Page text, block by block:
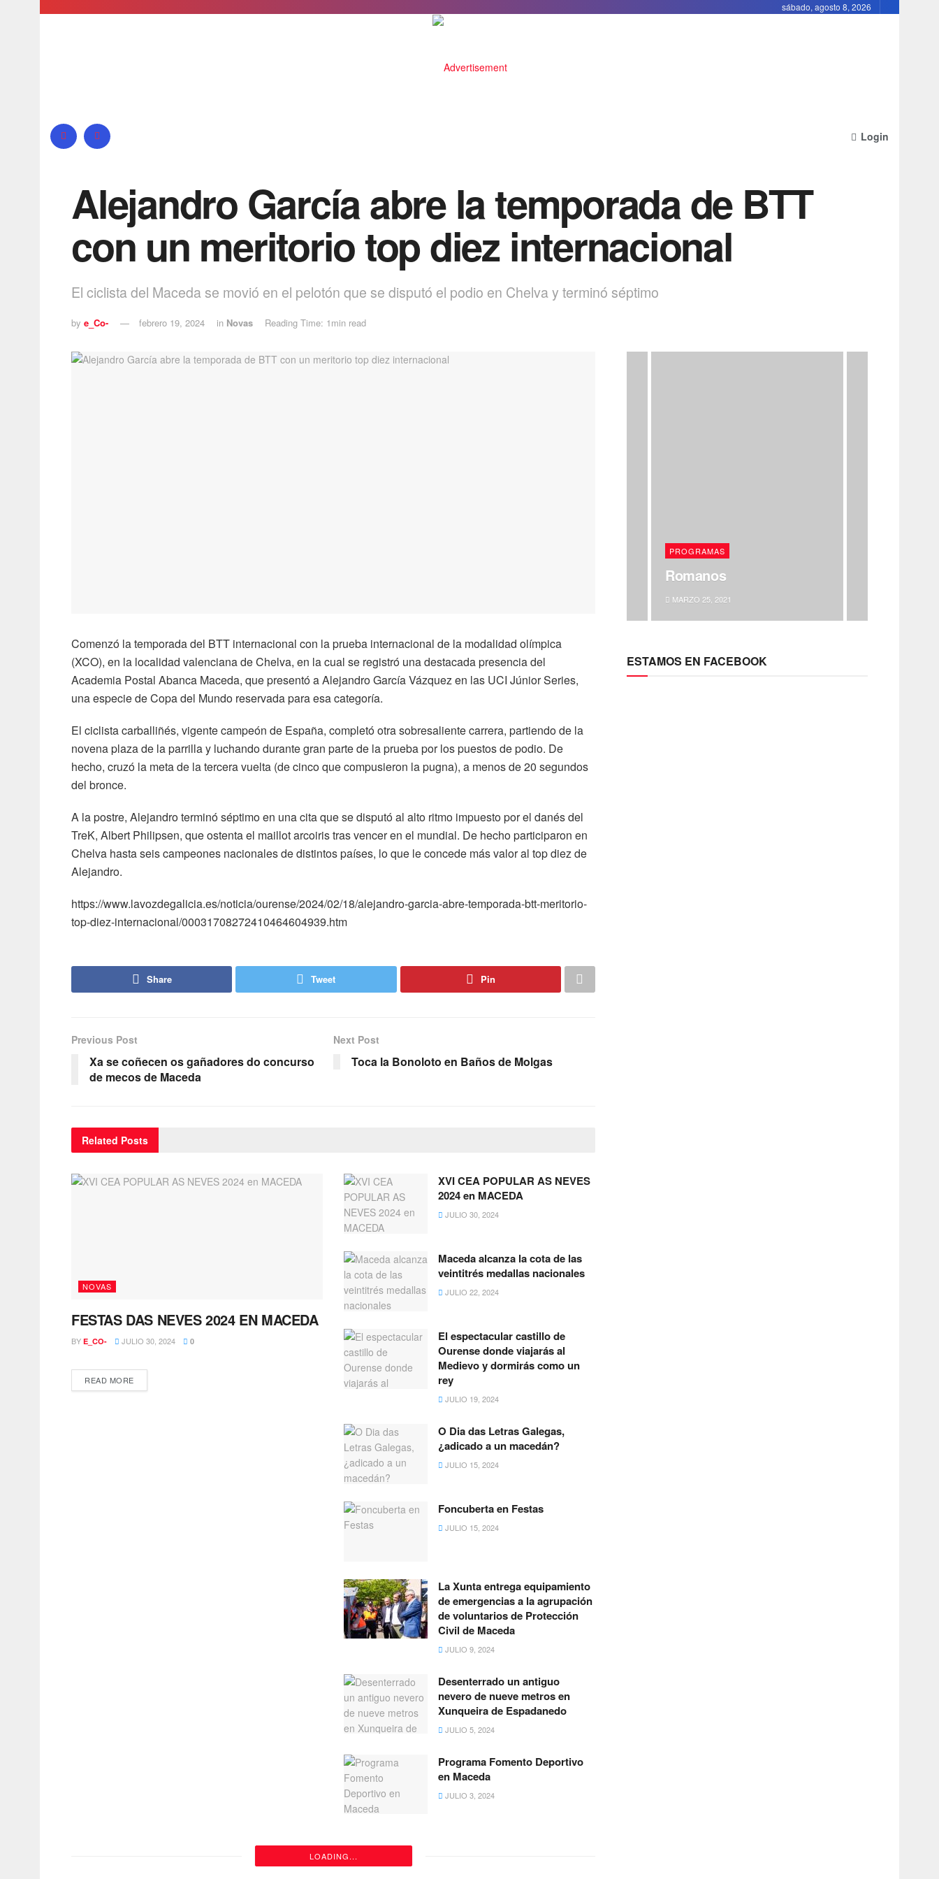
sábado, agosto 8, 2026
Login
Alejandro García abre la temporada de BTT
con un meritorio top diez internacional
El ciclista del Maceda se movió en el pelotón que se disputó el podio en Chelva y terminó séptimo
by e_Co- febrero 19, 2024 in Novas Reading Time: 1min read
Comenzó la temporada del BTT internacional con la prueba internacional de la modalidad olímpica
(XCO), en la localidad valenciana de Chelva, en la cual se registró una destacada presencia del
Academia Postal Abanca Maceda, que presentó a Alejandro García Vázquez en las UCI Júnior Series,
una especie de Copa del Mundo reservada para esa categoría.
El ciclista carballiñés, vigente campeón de España, completó otra sobresaliente carrera, partiendo de la
novena plaza de la parrilla y luchando durante gran parte de la prueba por los puestos de podio. De
hecho, cruzó la meta de la tercera vuelta (de cinco que compusieron la pugna), a menos de 20 segundos
del bronce.
A la postre, Alejandro terminó séptimo en una cita que se disputó al alto ritmo impuesto por el danés del
TreK, Albert Philipsen, que ostenta el maillot arcoiris tras vencer en el mundial. De hecho participaron en
Chelva hasta seis campeones nacionales de distintos países, lo que le concede más valor al top diez de
Alejandro.
https://www.lavozdegalicia.es/noticia/ourense/2024/02/18/alejandro-garcia-abre-temporada-btt-meritorio-
top-diez-internacional/00031708272410464604939.htm
Share Tweet Pin
Previous Post
Xa se coñecen os gañadores do concurso
de mecos de Maceda
Next Post
Toca la Bonoloto en Baños de Molgas
Related Posts
NOVAS
FESTAS DAS NEVES 2024 EN MACEDA
BY E_CO- JULIO 30, 2024 0
READ MORE
XVI CEA POPULAR AS NEVES
2024 en MACEDA
JULIO 30, 2024
Maceda alcanza la cota de las
veintitrés medallas nacionales
JULIO 22, 2024
El espectacular castillo de
Ourense donde viajarás al
Medievo y dormirás como un
rey
JULIO 19, 2024
O Dia das Letras Galegas,
¿adicado a un macedán?
JULIO 15, 2024
Foncuberta en Festas
JULIO 15, 2024
La Xunta entrega equipamiento
de emergencias a la agrupación
de voluntarios de Protección
Civil de Maceda
JULIO 9, 2024
Desenterrado un antiguo
nevero de nueve metros en
Xunqueira de Espadanedo
JULIO 5, 2024
Programa Fomento Deportivo
en Maceda
JULIO 3, 2024
LOADING...
PROGRAMAS
Romanos
MARZO 25, 2021
ESTAMOS EN FACEBOOK